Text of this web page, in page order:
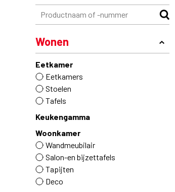
Wonen
Eetkamer
Eetkamers
Stoelen
Tafels
Keukengamma
Woonkamer
Wandmeubilair
Salon-en bijzettafels
Tapijten
Deco